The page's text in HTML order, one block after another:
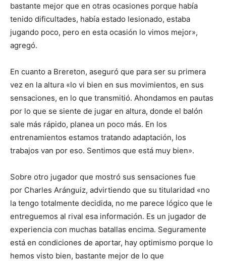
bastante mejor que en otras ocasiones porque había
tenido dificultades, había estado lesionado, estaba
jugando poco, pero en esta ocasión lo vimos mejor»,
agregó.
En cuanto a Brereton, aseguró que para ser su primera
vez en la altura «lo vi bien en sus movimientos, en sus
sensaciones, en lo que transmitió. Ahondamos en pautas
por lo que se siente de jugar en altura, donde el balón
sale más rápido, planea un poco más. En los
entrenamientos estamos tratando adaptación, los
trabajos van por eso. Sentimos que está muy bien».
Sobre otro jugador que mostró sus sensaciones fue
por Charles Aránguiz, advirtiendo que su titularidad «no
la tengo totalmente decidida, no me parece lógico que le
entreguemos al rival esa información. Es un jugador de
experiencia con muchas batallas encima. Seguramente
está en condiciones de aportar, hay optimismo porque lo
hemos visto bien, bastante mejor de lo que